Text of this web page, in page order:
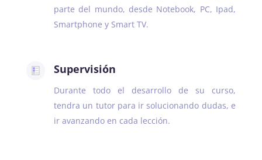
parte del mundo, desde Notebook, PC, Ipad,
Smartphone y Smart TV.
Supervisión
Durante todo el desarrollo de su curso,
tendra un tutor para ir solucionando dudas, e
ir avanzando en cada lección.